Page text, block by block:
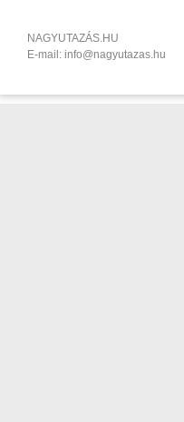
NAGYUTAZÁS.HU
E-mail: info@nagyutazas.hu